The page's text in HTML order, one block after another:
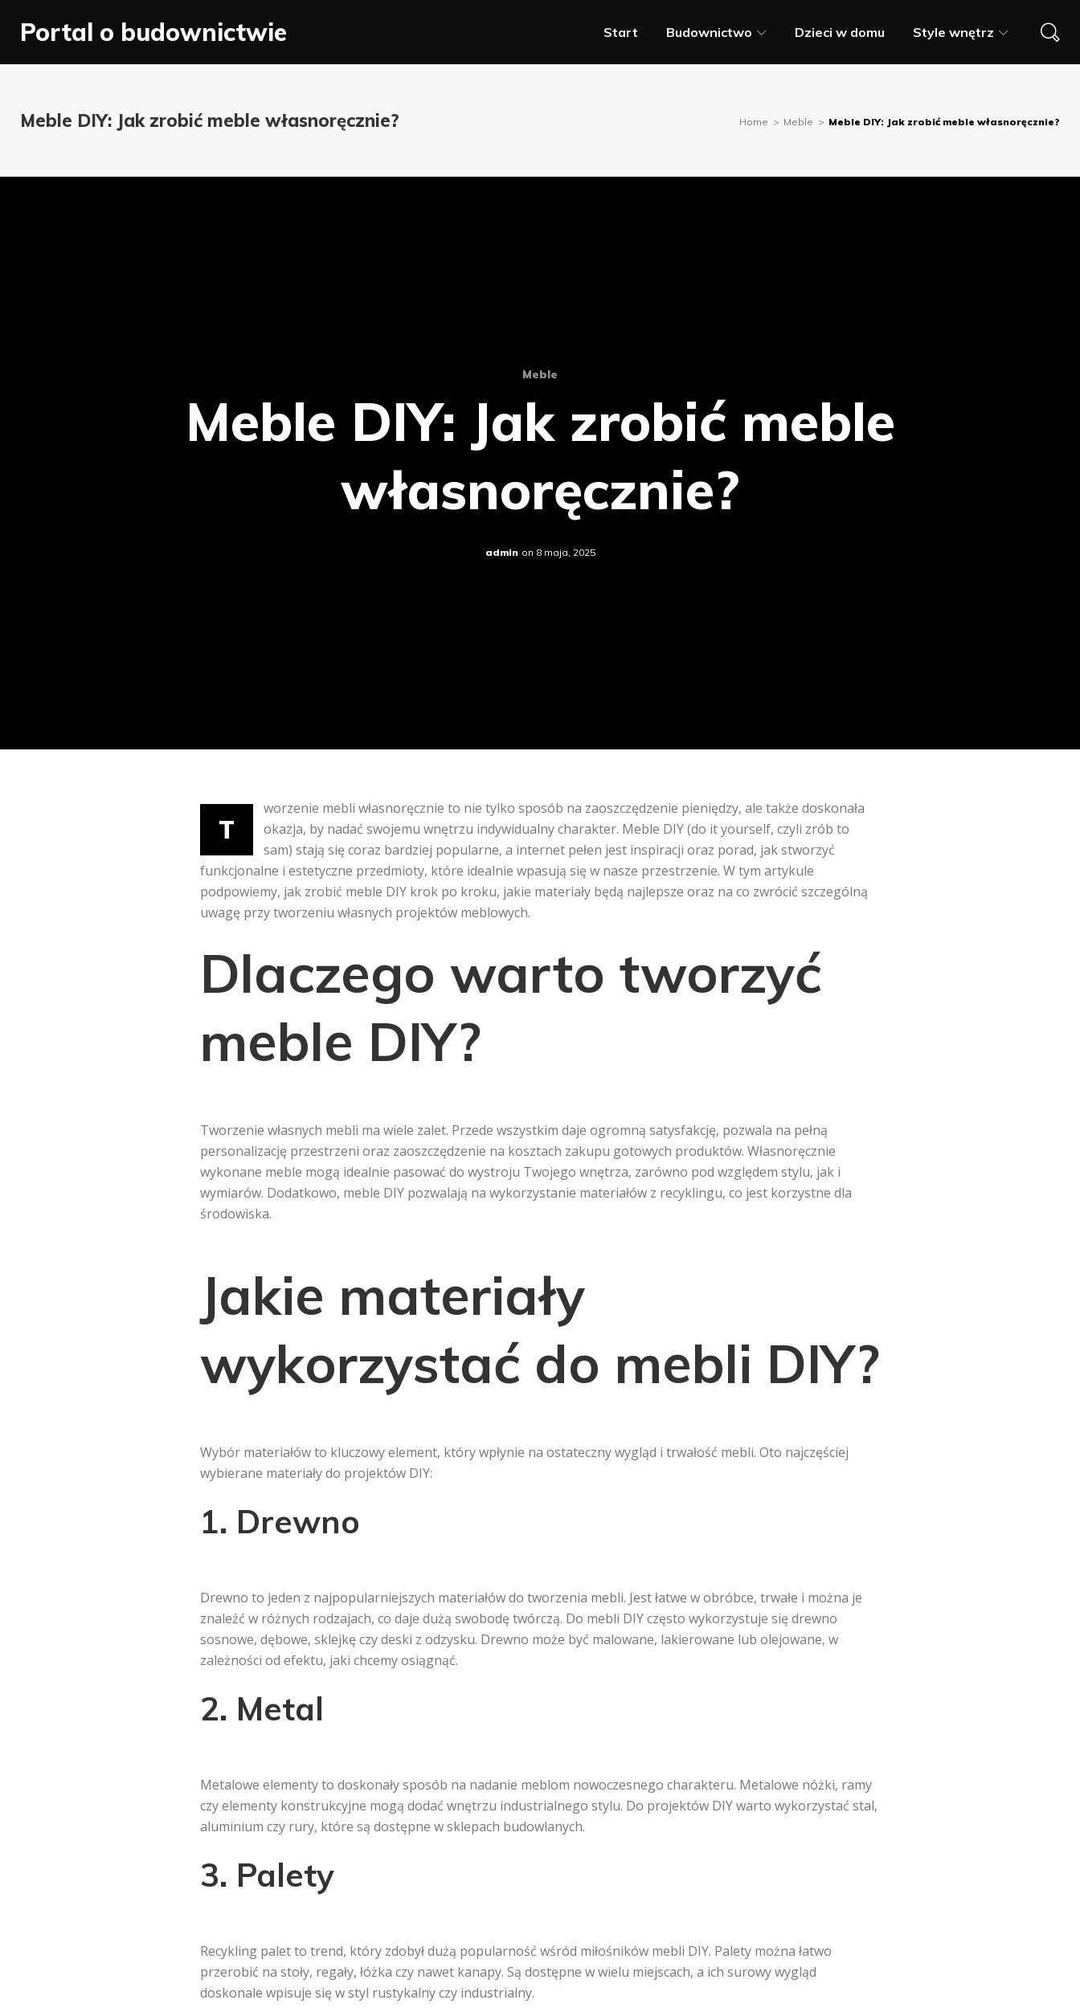
Portal o budownictwie Start Budownictwo Dzieci w domu Style wnętrz
Meble DIY: Jak zrobić meble własnoręcznie? Home > Meble > Meble DIY: Jak zrobić meble własnoręcznie?
Meble
Meble DIY: Jak zrobić meble
własnoręcznie?
admin on 8 maja, 2025
T
worzenie mebli własnoręcznie to nie tylko sposób na zaoszczędzenie pieniędzy, ale także doskonała
okazja, by nadać swojemu wnętrzu indywidualny charakter. Meble DIY (do it yourself, czyli zrób to
sam) stają się coraz bardziej popularne, a internet pełen jest inspiracji oraz porad, jak stworzyć
funkcjonalne i estetyczne przedmioty, które idealnie wpasują się w nasze przestrzenie. W tym artykule
podpowiemy, jak zrobić meble DIY krok po kroku, jakie materiały będą najlepsze oraz na co zwrócić szczególną
uwagę przy tworzeniu własnych projektów meblowych.
Dlaczego warto tworzyć
meble DIY?
Tworzenie własnych mebli ma wiele zalet. Przede wszystkim daje ogromną satysfakcję, pozwala na pełną
personalizację przestrzeni oraz zaoszczędzenie na kosztach zakupu gotowych produktów. Własnoręcznie
wykonane meble mogą idealnie pasować do wystroju Twojego wnętrza, zarówno pod względem stylu, jak i
wymiarów. Dodatkowo, meble DIY pozwalają na wykorzystanie materiałów z recyklingu, co jest korzystne dla
środowiska.
Jakie materiały
wykorzystać do mebli DIY?
Wybór materiałów to kluczowy element, który wpłynie na ostateczny wygląd i trwałość mebli. Oto najczęściej
wybierane materiały do projektów DIY:
1. Drewno
Drewno to jeden z najpopularniejszych materiałów do tworzenia mebli. Jest łatwe w obróbce, trwałe i można je
znaleźć w różnych rodzajach, co daje dużą swobodę twórczą. Do mebli DIY często wykorzystuje się drewno
sosnowe, dębowe, sklejkę czy deski z odzysku. Drewno może być malowane, lakierowane lub olejowane, w
zależności od efektu, jaki chcemy osiągnąć.
2. Metal
Metalowe elementy to doskonały sposób na nadanie meblom nowoczesnego charakteru. Metalowe nóżki, ramy
czy elementy konstrukcyjne mogą dodać wnętrzu industrialnego stylu. Do projektów DIY warto wykorzystać stal,
aluminium czy rury, które są dostępne w sklepach budowlanych.
3. Palety
Recykling palet to trend, który zdobył dużą popularność wśród miłośników mebli DIY. Palety można łatwo
przerobić na stoły, regały, łóżka czy nawet kanapy. Są dostępne w wielu miejscach, a ich surowy wygląd
doskonale wpisuje się w styl rustykalny czy industrialny.